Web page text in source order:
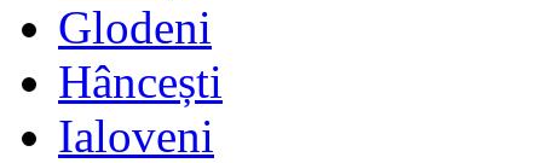
Glodeni
Hâncești
Ialoveni